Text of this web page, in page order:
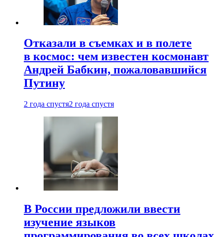
Отказали в съемках и в полете
в космос: чем известен космонавт
Андрей Бабкин, пожаловавшийся
Путину
2 года спустя2 года спустя
В России предложили ввести
изучение языков